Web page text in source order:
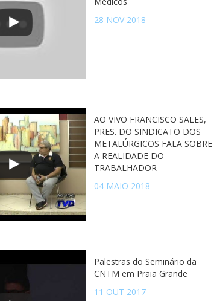
28 NOV 2018
AO VIVO FRANCISCO SALES,
PRES. DO SINDICATO DOS
METALÚRGICOS FALA SOBRE
A REALIDADE DO
TRABALHADOR
04 MAIO 2018
Palestras do Seminário da
CNTM em Praia Grande
11 OUT 2017